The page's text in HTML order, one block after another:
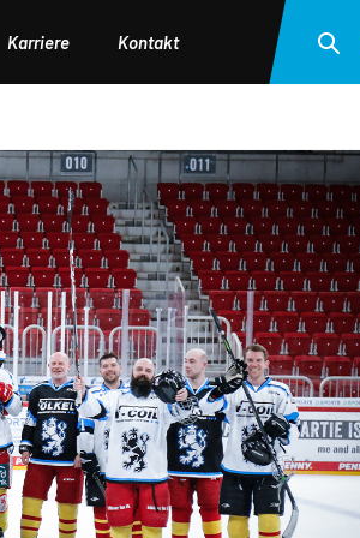
Karriere Kontakt